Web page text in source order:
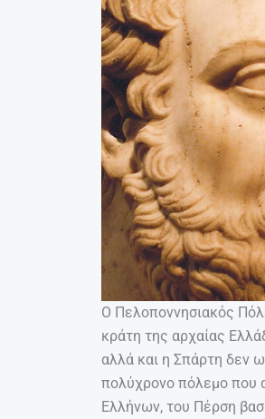
Ο Πελοποννησιακός
κράτη της αρχαίας
αλλά και η Σπάρτη δεν
πολύχρονο πόλεμο που
Ελλήνων, του Πέρση